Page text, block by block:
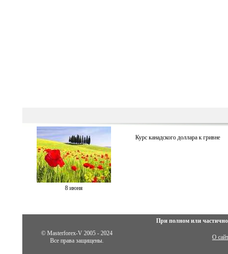
8 июня
Курс канадского доллара к гривне
При полном или
© Masterforex-V 2005 - 2024
Все права защищены.
О